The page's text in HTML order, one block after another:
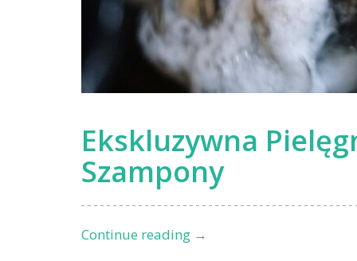
Ekskluzywna
Szampony
Continue reading Ekskluzywna
→